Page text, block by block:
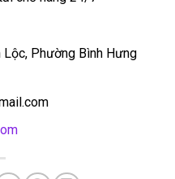
Phường Bình Hưng